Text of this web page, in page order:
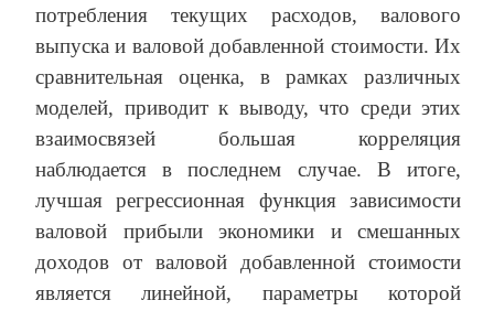
потребления текущих расходов, валового
выпуска и валовой добавленной стоимости. Их
сравнительная оценка, в рамках различных
моделей, приводит к выводу, что среди этих
взаимосвязей большая корреляция
наблюдается в последнем случае. В итоге,
лучшая регрессионная функция зависимости
валовой прибыли экономики и смешанных
доходов от валовой добавленной стоимости
является линейной, параметры которой